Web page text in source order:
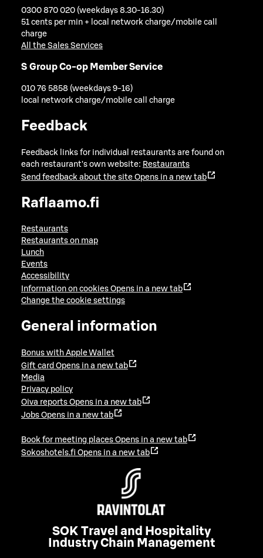
0300 870 020 (weekdays 8.30-16.30)
51 cents per min + local network charge/mobile call
charge
All the Sales Services
S Group Co-op Member Service
010 76 5858 (weekdays 9-16)
local network charge/mobile call charge
Feedback
Feedback links for individual restaurants are found on
each restaurant's own website: Restaurants
Send feedback about the site Opens in a new tab
Raflaamo.fi
Restaurants
Restaurants on map
Lunch
Events
Accessibility
Information on cookies Opens in a new tab
Change the cookie settings
General information
Bonus with Apple Wallet
Gift card Opens in a new tab
Media
Privacy policy
Oiva reports Opens in a new tab
Jobs Opens in a new tab
Book for meeting places Opens in a new tab
Sokoshotels.fi Opens in a new tab
SOK Travel and Hospitality
Industry Chain Management